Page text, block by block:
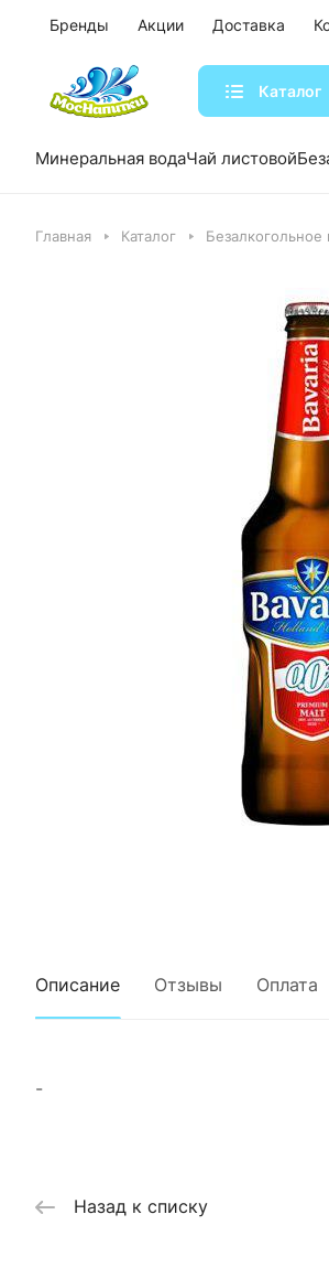
Бренды Акции Доставка
Каталог
Минеральная водаЧай листовой
Главная Каталог Безалкогольное
Описание Отзывы Оплата
-
Назад к списку